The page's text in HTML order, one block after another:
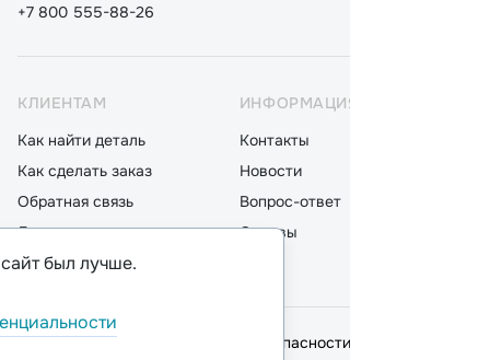
+7 800 555-88-26
КЛИЕНТАМ
Как найти деталь
Как сделать заказ
Обратная связь
Доставка
Оплата
ИНФОРМАЦИЯ
Контакты
Новости
Вопрос-ответ
Отзывы
© 2026,ООО "ППР"
Политика безопасности
был лучше.